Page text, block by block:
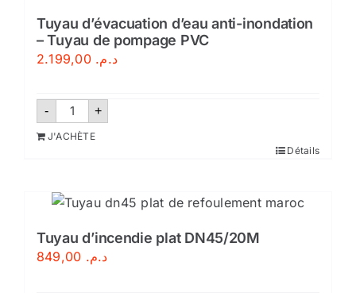
Tuyau d’évacuation d’eau anti-inondation
– Tuyau de pompage PVC
د.م. 2.199,00
- quantité
Tuyau
d’évacuation
–
Tuyau
pompage
PVC
+
J'ACHÈTE
Détails
Tuyau d’incendie plat DN45/20M
د.م.